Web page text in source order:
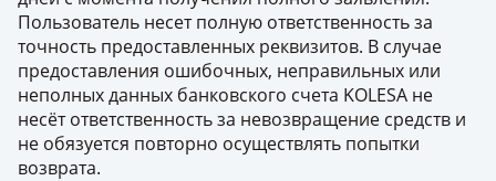
Пользователь несет полную ответственность за
точность предоставленных реквизитов. В случае
предоставления ошибочных, неправильных или
неполных данных банковского счета KOLESA не
несёт ответственность за невозвращение средств и
не обязуется повторно осуществлять попытки
возврата.